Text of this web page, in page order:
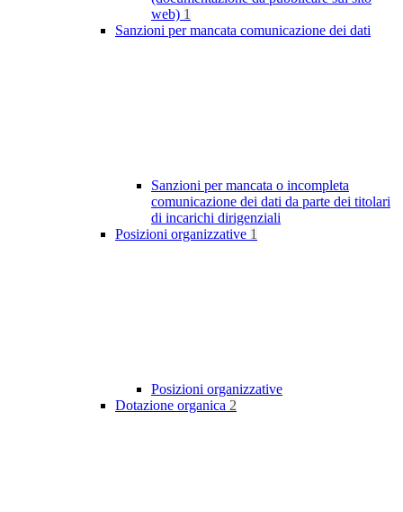
web) 1
Sanzioni per mancata comunicazione dei dati
Sanzioni per mancata o incompleta
comunicazione dei dati da parte dei titolari
di incarichi dirigenziali
Posizioni organizzative 1
Posizioni organizzative
Dotazione organica 2